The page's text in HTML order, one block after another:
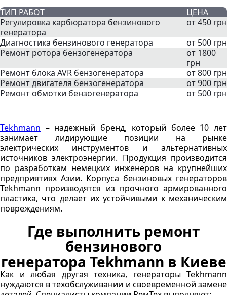
ТИП РАБОТ
ЦЕНА
Регулировка карбюратора бензинового
генератора
от 450 грн
Диагностика бензинового генератора
от 500 грн
Ремонт ротора бензогенератора
от 1800
грн
Ремонт блока AVR бензогенератора
от 800 грн
Ремонт двигателя бензогенератора
от 900 грн
Ремонт обмотки бензогенератора
от 500 грн
Tekhmann – надежный бренд, который более 10 лет
занимает лидирующие позиции на рынке
электрических инструментов и альтернативных
источников электроэнергии. Продукция производится
по разработкам немецких инженеров на крупнейших
предприятиях Азии. Корпуса бензиновых генераторов
Tekhmann производятся из прочного армированного
пластика, что делает их устойчивыми к механическим
повреждениям.
Где выполнить ремонт
бензинового
генератора Tekhmann в Киеве
Как и любая другая техника, генераторы Tekhmann
нуждаются в техобслуживании и своевременной замене